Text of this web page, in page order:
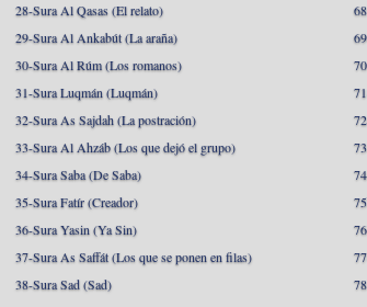
28-Sura Al Qasas (El relato)
29-Sura Al Ankabút (La araña)
30-Sura Al Rúm (Los romanos)
31-Sura Luqmán (Luqmán)
32-Sura As Sajdah (La postración)
33-Sura Al Ahzáb (Los que dejó el grupo)
34-Sura Saba (De Saba)
35-Sura Fatír (Creador)
36-Sura Yasin (Ya Sin)
37-Sura As Saffát (Los que se ponen en filas)
38-Sura Sad (Sad)